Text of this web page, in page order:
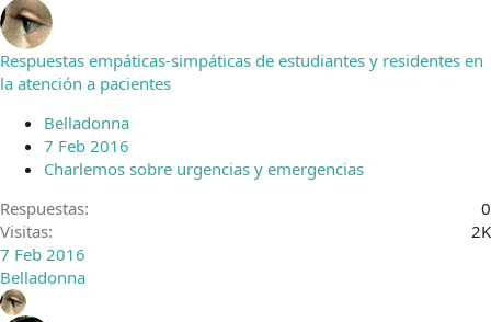
Respuestas empáticas-simpáticas de estudiantes y residentes en
la atención a pacientes
Belladonna
7 Feb 2016
Charlemos sobre urgencias y emergencias
Respuestas
0
Visitas
2K
7 Feb 2016
Belladonna